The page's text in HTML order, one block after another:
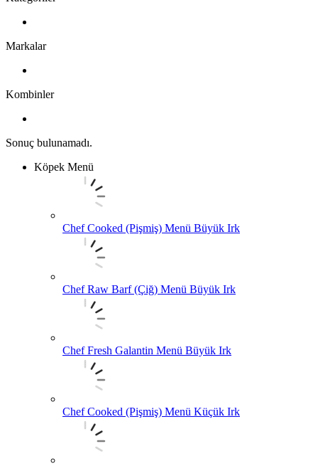
Markalar
Kombinler
Sonuç bulunamadı.
Köpek Menü
Chef Cooked (Pişmiş) Menü Büyük Irk
Chef Raw Barf (Çiğ) Menü Büyük Irk
Chef Fresh Galantin Menü Büyük Irk
Chef Cooked (Pişmiş) Menü Küçük Irk